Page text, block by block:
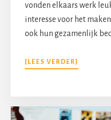
vonden elkaars werk
interesse voor het
ook hun gezamenlijk
[LEES VERDER]